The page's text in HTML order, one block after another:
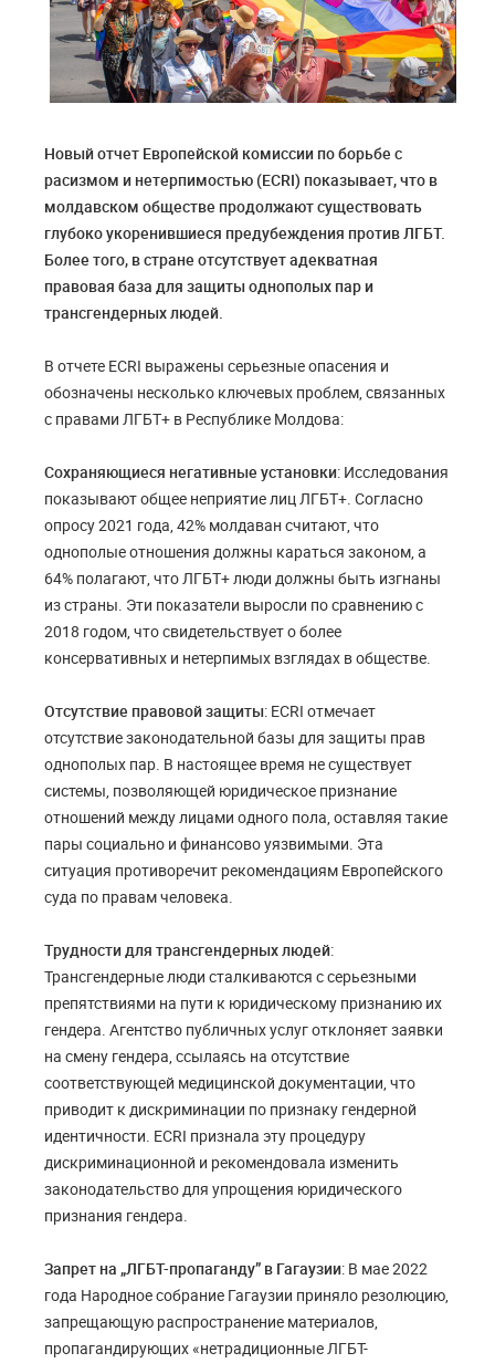
Новый отчет Европейской комиссии по борьбе с
расизмом и нетерпимостью (ECRI) показывает, что в
молдавском обществе продолжают существовать
глубоко укоренившиеся предубеждения против ЛГБТ.
Более того, в стране отсутствует адекватная
правовая база для защиты однополых пар и
трансгендерных людей.
В отчете ECRI выражены серьезные опасения и
обозначены несколько ключевых проблем, связанных
с правами ЛГБТ+ в Республике Молдова:
Сохраняющиеся негативные установки: Исследования
показывают общее неприятие лиц ЛГБТ+. Согласно
опросу 2021 года, 42% молдаван считают, что
однополые отношения должны караться законом, а
64% полагают, что ЛГБТ+ люди должны быть изгнаны
из страны. Эти показатели выросли по сравнению с
2018 годом, что свидетельствует о более
консервативных и нетерпимых взглядах в обществе.
Отсутствие правовой защиты: ECRI отмечает
отсутствие законодательной базы для защиты прав
однополых пар. В настоящее время не существует
системы, позволяющей юридическое признание
отношений между лицами одного пола, оставляя такие
пары социально и финансово уязвимыми. Эта
ситуация противоречит рекомендациям Европейского
суда по правам человека.
Трудности для трансгендерных людей:
Трансгендерные люди сталкиваются с серьезными
препятствиями на пути к юридическому признанию их
гендера. Агентство публичных услуг отклоняет заявки
на смену гендера, ссылаясь на отсутствие
соответствующей медицинской документации, что
приводит к дискриминации по признаку гендерной
идентичности. ECRI признала эту процедуру
дискриминационной и рекомендовала изменить
законодательство для упрощения юридического
признания гендера.
Запрет на „ЛГБТ-пропаганду” в Гагаузии: В мае 2022
года Народное собрание Гагаузии приняло резолюцию,
запрещающую распространение материалов,
пропагандирующих «нетрадиционные ЛГБТ-